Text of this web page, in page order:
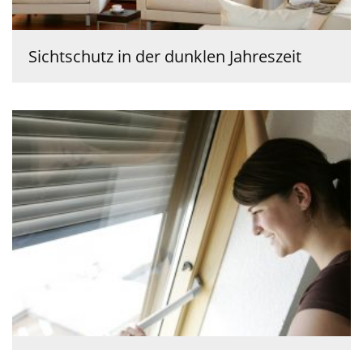
Sichtschutz in der dunklen Jahreszeit